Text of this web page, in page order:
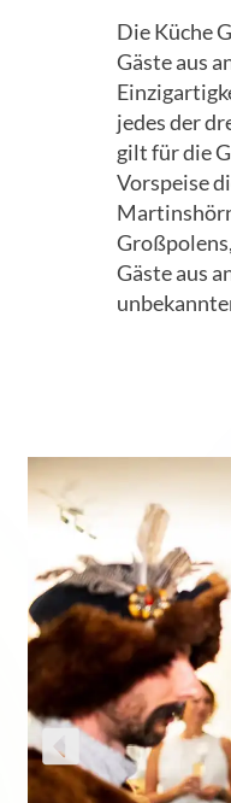
Die Küche
Gäste aus
jedes der
gilt für die
Vorspeise
Gäste aus